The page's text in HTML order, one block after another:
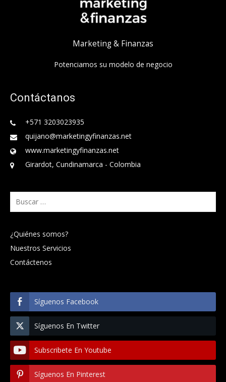
Marketing & Finanzas
Potenciamos su modelo de negocio
Contáctanos
+571 3203023935
quijano@marketingyfinanzas.net
www.marketingyfinanzas.net
Girardot, Cundinamarca - Colombia
Buscar:
¿Quiénes somos?
Nuestros Servicios
Contáctenos
Síguenos Facebook
Síguenos En Twitter
Subscribete En Youtube
Síguenos En Pinterest